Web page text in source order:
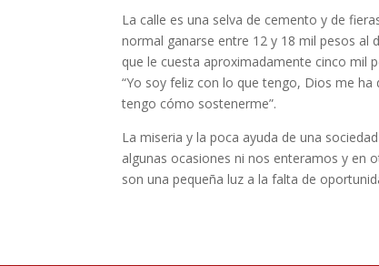
La calle es una selva de cemento y de
normal ganarse entre 12 y 18 mil pesos al
que le cuesta aproximadamente cinco mil
“Yo soy feliz con lo que tengo, Dios me
tengo cómo sostenerme”.
La miseria y la poca ayuda de una
algunas ocasiones ni nos enteramos y en
son una pequeña luz a la falta de